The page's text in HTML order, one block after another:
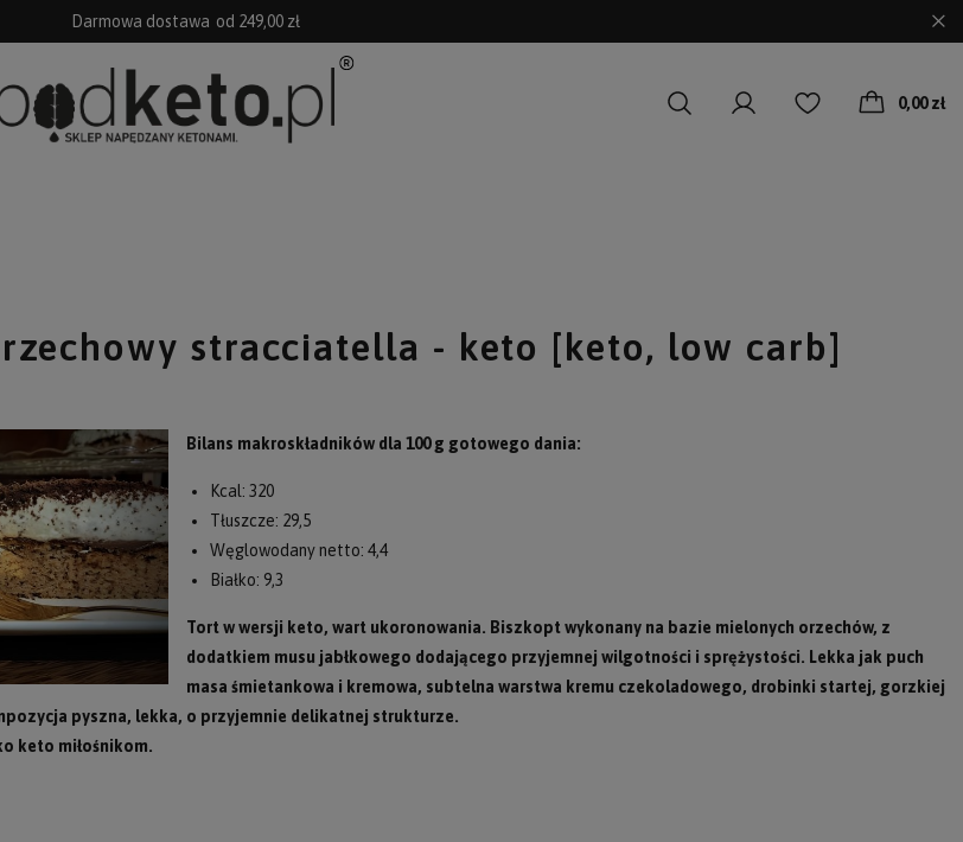
Darmowa dostawa od 249,00 zł
0,00 zł
stracciatella - keto [keto, low carb]
Bilans makroskładników dla 100 g gotowego dania:
Kcal: 320
Tłuszcze: 29,5
Węglowodany netto: 4,4
Białko: 9,3
Tort w wersji keto, wart ukoronowania. Biszkopt wykonany na bazie mielonych orzechów, z
dodatkiem musu jabłkowego dodającego przyjemnej wilgotności i sprężystości. Lekka jak puch
masa śmietankowa i kremowa, subtelna warstwa kremu czekoladowego, drobinki startej, gorzkiej
pyszna, lekka, o przyjemnie delikatnej strukturze.
keto miłośnikom.